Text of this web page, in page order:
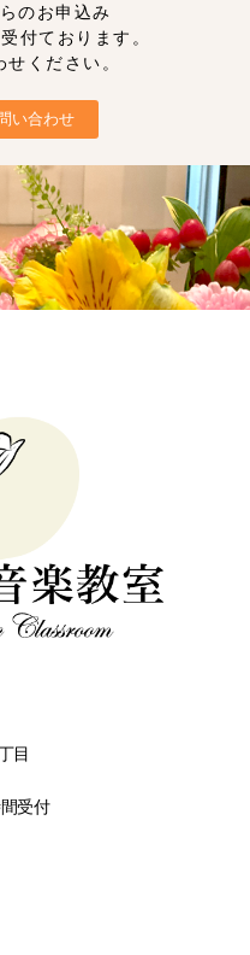
のお申込み
付ております。
ください。
い合わせ
目
受付